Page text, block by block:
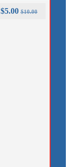
$10.00
$5.00